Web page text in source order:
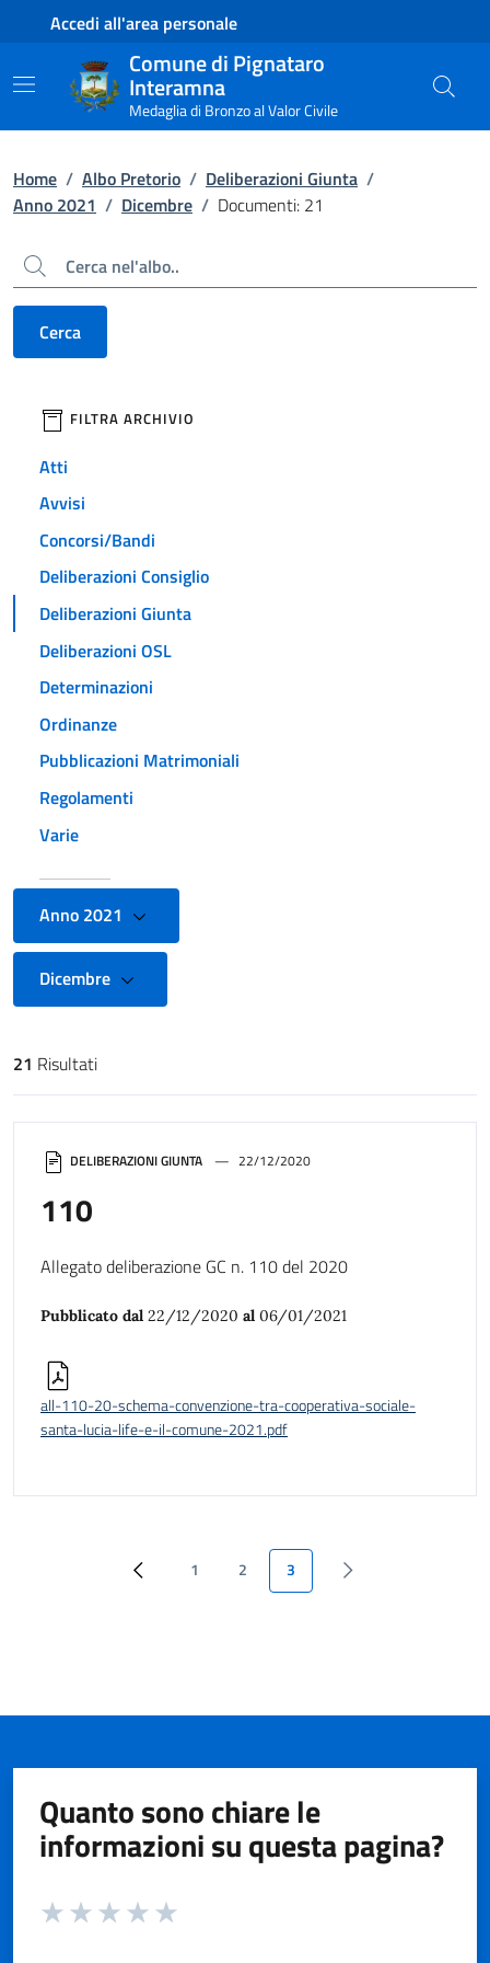
Contenuto principale
Piede di paginaAccedi all'area personale
Comune di Pignataro
Interamna
Medaglia di Bronzo al Valor Civile
Home / Albo Pretorio / Deliberazioni Giunta /
Anno 2021 / Dicembre / Documenti: 21
Cerca
Cerca
filtri da applicare
FILTRA ARCHIVIO
Atti
Avvisi
Concorsi/Bandi
Deliberazioni Consiglio
Deliberazioni Giunta
Deliberazioni OSL
Determinazioni
Ordinanze
Pubblicazioni Matrimoniali
Regolamenti
Varie
Anno 2021
Dicembre
Risultati di ricerca
21 Risultati
DELIBERAZIONI GIUNTA 22/12/2020
110
Allegato deliberazione GC n. 110 del 2020
Pubblicato dal 22/12/2020 al 06/01/2021
all-110-20-schema-convenzione-tra-cooperativa-sociale-
santa-lucia-life-e-il-comune-2021.pdf
1 2 3
Quanto sono chiare le
informazioni su questa pagina?
Valuta da 1 a 5 stelle la pagina